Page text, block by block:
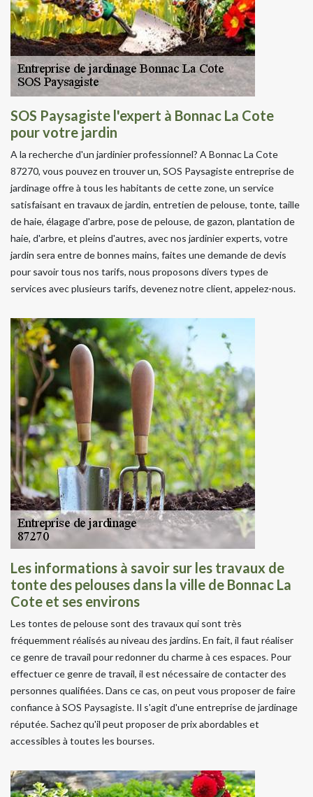
SOS Paysagiste l'expert à Bonnac La Cote
pour votre jardin
A la recherche d'un jardinier professionnel? A Bonnac La Cote
87270, vous pouvez en trouver un, SOS Paysagiste entreprise de
jardinage offre à tous les habitants de cette zone, un service
satisfaisant en travaux de jardin, entretien de pelouse, tonte, taille
de haie, élagage d'arbre, pose de pelouse, de gazon, plantation de
haie, d'arbre, et pleins d'autres, avec nos jardinier experts, votre
jardin sera entre de bonnes mains, faites une demande de devis
pour savoir tous nos tarifs, nous proposons divers types de
services avec plusieurs tarifs, devenez notre client, appelez-nous.
Les informations à savoir sur les travaux de
tonte des pelouses dans la ville de Bonnac La
Cote et ses environs
Les tontes de pelouse sont des travaux qui sont très
fréquemment réalisés au niveau des jardins. En fait, il faut réaliser
ce genre de travail pour redonner du charme à ces espaces. Pour
effectuer ce genre de travail, il est nécessaire de contacter des
personnes qualifiées. Dans ce cas, on peut vous proposer de faire
confiance à SOS Paysagiste. Il s'agit d'une entreprise de jardinage
réputée. Sachez qu'il peut proposer de prix abordables et
accessibles à toutes les bourses.